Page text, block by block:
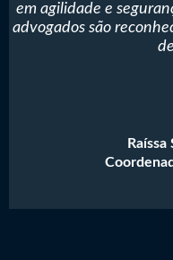
em agilidade e
advogados são